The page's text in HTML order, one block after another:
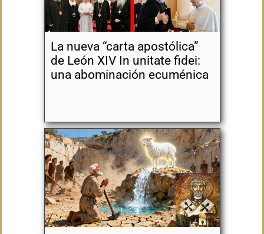
La nueva “carta apostólica”
de León XIV In unitate fidei:
una abominación ecuménica